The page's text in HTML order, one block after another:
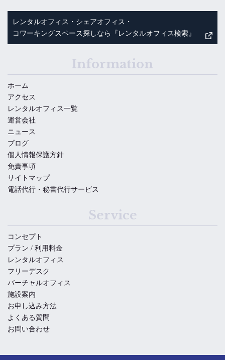
レンタルオフィス・シェアオフィス・
コワーキングスペース探しなら『レンタルオフィス検索』
Information
ホーム
アクセス
レンタルオフィス一覧
運営会社
ニュース
ブログ
個人情報保護方針
免責事項
サイトマップ
電話代行・秘書代行サービス
Service
コンセプト
プラン / 利用料金
レンタルオフィス
フリーデスク
バーチャルオフィス
施設案内
お申し込み方法
よくある質問
お問い合わせ